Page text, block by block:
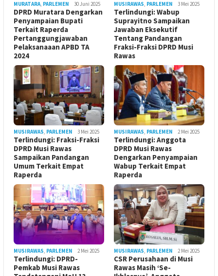
MURATARA, PARLEMEN 30 Juni 2025
DPRD Muratara Dengarkan
Penyampaian Bupati
Terkait Raperda
Pertanggungjawaban
Pelaksanaaan APBD TA
2024
MUSIRAWAS, PARLEMEN 3 Mei 2025
Terlindungi: Wabup
Suprayitno Sampaikan
Jawaban Eksekutif
Tentang Pandangan
Fraksi-Fraksi DPRD Musi
Rawas
MUSIRAWAS, PARLEMEN 3 Mei 2025
Terlindungi: Fraksi-Fraksi
DPRD Musi Rawas
Sampaikan Pandangan
Umum Terkait Empat
Raperda
MUSIRAWAS, PARLEMEN 2 Mei 2025
Terlindungi: Anggota
DPRD Musi Rawas
Dengarkan Penyampaian
Wabup Terkait Empat
Raperda
MUSIRAWAS, PARLEMEN 2 Mei 2025
Terlindungi: DPRD-
Pemkab Musi Rawas
MUSIRAWAS, PARLEMEN 2 Mei 2025
CSR Perusahaan di Musi
Rawas Masih ‘Se-